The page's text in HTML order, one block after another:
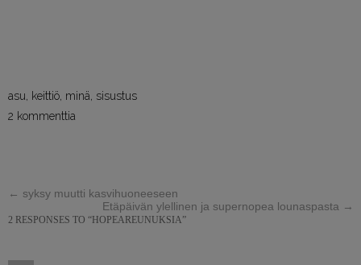
asu, keittiö, minä, sisustus
2 kommenttia
← syksy muutti kasvihuoneeseen
Etäpäivän ylellinen ja supernopea lounaspasta →
2 RESPONSES TO “HOPEAREUNUKSIA”